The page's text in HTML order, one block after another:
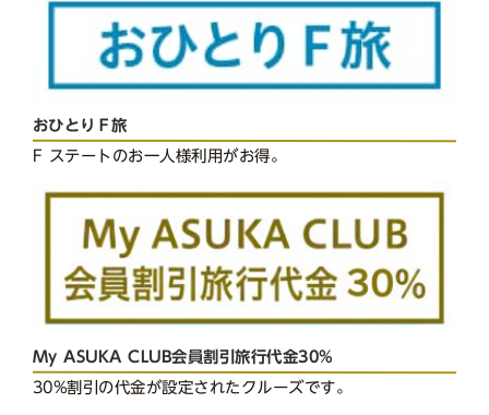
おひとりＦ旅
F ステートのお一人様利用がお得。
My ASUKA CLUB会員割引旅行代金30%
30%割引の代金が設定されたクルーズです。